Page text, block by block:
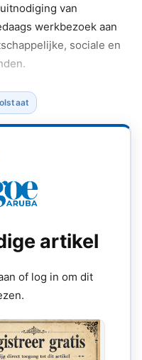
van
werkbezoek aan
sociale en
artikel
of log in om dit